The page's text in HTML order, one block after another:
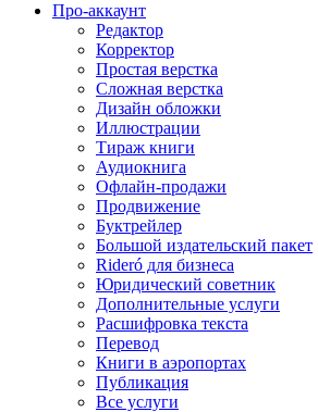
Про-аккаунт
Редактор
Корректор
Простая верстка
Сложная верстка
Дизайн обложки
Иллюстрации
Тираж книги
Аудиокнига
Офлайн-продажи
Продвижение
Буктрейлер
Большой издательский пакет
Rideró для бизнеса
Юридический советник
Дополнительные услуги
Расшифровка текста
Перевод
Книги в аэропортах
Публикация
Все услуги